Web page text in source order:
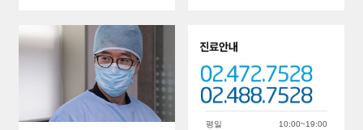
평일
10:00~19:00